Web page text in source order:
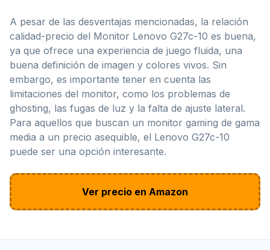
A pesar de las desventajas mencionadas, la relación
calidad-precio del Monitor Lenovo G27c-10 es buena,
ya que ofrece una experiencia de juego fluida, una
buena definición de imagen y colores vivos. Sin
embargo, es importante tener en cuenta las
limitaciones del monitor, como los problemas de
ghosting, las fugas de luz y la falta de ajuste lateral.
Para aquellos que buscan un monitor gaming de gama
media a un precio asequible, el Lenovo G27c-10
puede ser una opción interesante.
Ver precio en Amazon